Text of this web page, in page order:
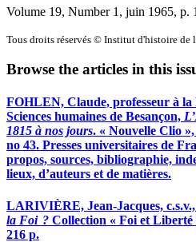
Volume 19, Number 1, juin 1965, p.
Tous droits réservés © Institut d'histoire de
Browse the articles in this
FOHLEN, Claude, professeur à la
Sciences humaines de Besançon,
1815 à nos jours. « Nouvelle Clio
no 43. Presses universitaires de
propos, sources, bibliographie,
lieux, d’auteurs et de matières.
LARIVIÈRE, Jean-Jacques, c.s.v.,
la Foi ? Collection « Foi et Liberté
216 p.